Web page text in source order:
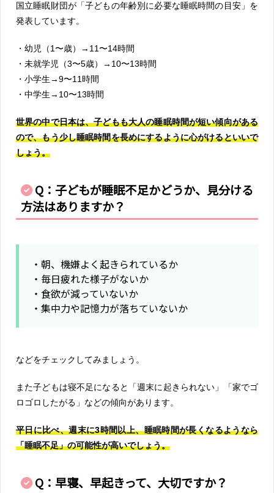
国立睡眠財団が「子どもの年齢別に必要な睡眠時間の目安」を
発表しています。
・幼児（1〜歳）→11〜14時間
・未就学児（3〜5歳）→10〜13時間
・小学生→9〜11時間
・中学生→10〜13時間
世界の中で日本は、子どもも大人の睡眠時間が短い傾向がある
ので、もう少し睡眠時間を長めにするように心がけるといいで
しょう。
Q：子どもが睡眠不足かどうか、見分ける
方法はありますか？
・朝、機嫌よく起きられているか
・毎日疲れた様子がないか
・食欲が減っていないか
・集中力や記憶力が落ちていないか
などをチェックしてみましょう。
また子どもは寝不足になると「週末に起きられない」「家でゴ
ロゴロしたがる」などの傾向があります。
平日に比べ、週末に3時間以上、睡眠時間が長くなるようなら
「睡眠不足」の可能性が高いでしょう。
Q：早寝、早起きって、大切ですか？